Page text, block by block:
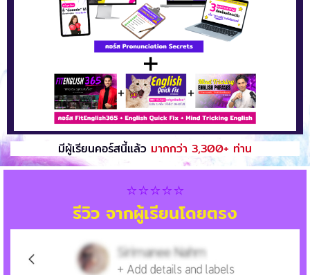
มีผู้เรียนคอร์สนี้แล้ว มากกว่า 3,300+ ท่าน
⭐️⭐️⭐️⭐️⭐️
รีวิว จากผู้เรียนโดยตรง